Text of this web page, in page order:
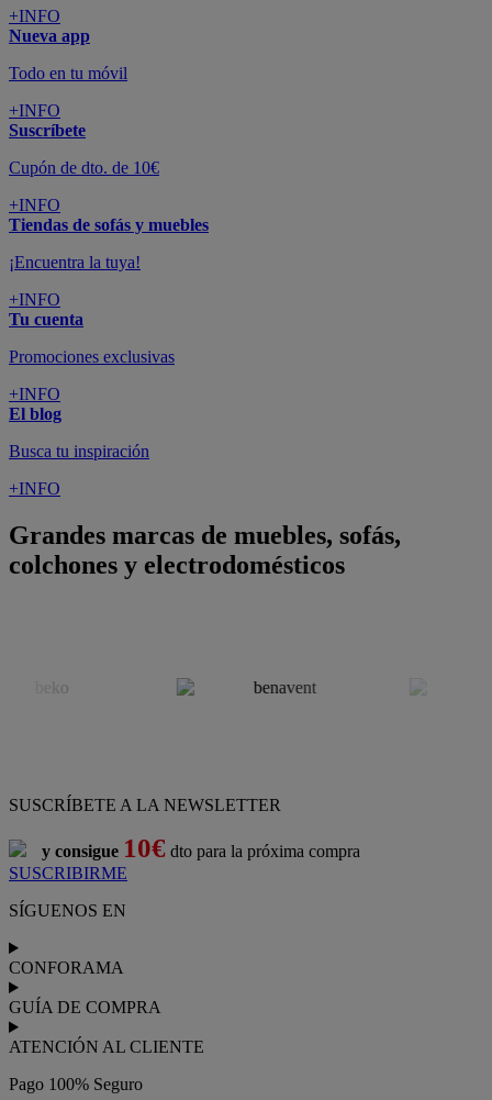
+INFO
Nueva app
Todo en tu móvil
+INFO
Suscríbete
Cupón de dto. de 10€
+INFO
Tiendas de sofás y muebles
¡Encuentra la tuya!
+INFO
Tu cuenta
Promociones exclusivas
+INFO
El blog
Busca tu inspiración
+INFO
Grandes marcas de muebles, sofás,
colchones y electrodomésticos
SUSCRÍBETE A LA NEWSLETTER
y consigue 10€ dto para la próxima compra
SUSCRIBIRME
SÍGUENOS EN
CONFORAMA
GUÍA DE COMPRA
ATENCIÓN AL CLIENTE
Pago 100% Seguro